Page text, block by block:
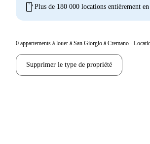
mobile Plus de 180 000 locations entièrement
0 appartements à louer à San Giorgio à Cremano -
Supprimer le type de propriété